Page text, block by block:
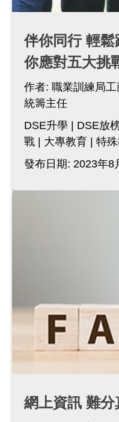
伴你同行 輕
你應對五大挑
作者: 職業訓練局
統籌主任
DSE升學
DSE放
戰
大專教育
特
發布日期: 2023年8
網上資訊 難分